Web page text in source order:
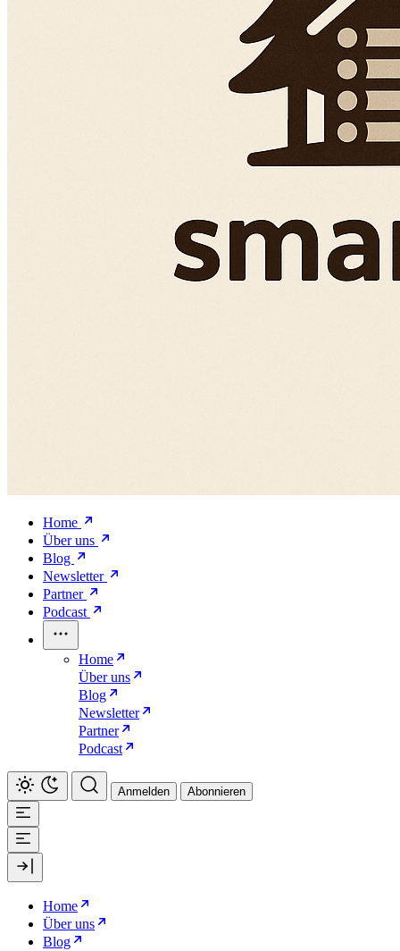
Home
Über uns
Blog
Newsletter
Partner
Podcast
Home
Über uns
Blog
Newsletter
Partner
Podcast
Anmelden Abonnieren
Home
Über uns
Blog